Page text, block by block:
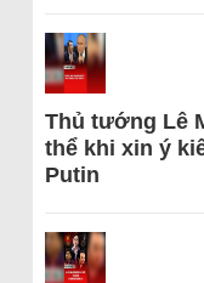
Thủ tướng Lê
thể khi xin ý
Putin